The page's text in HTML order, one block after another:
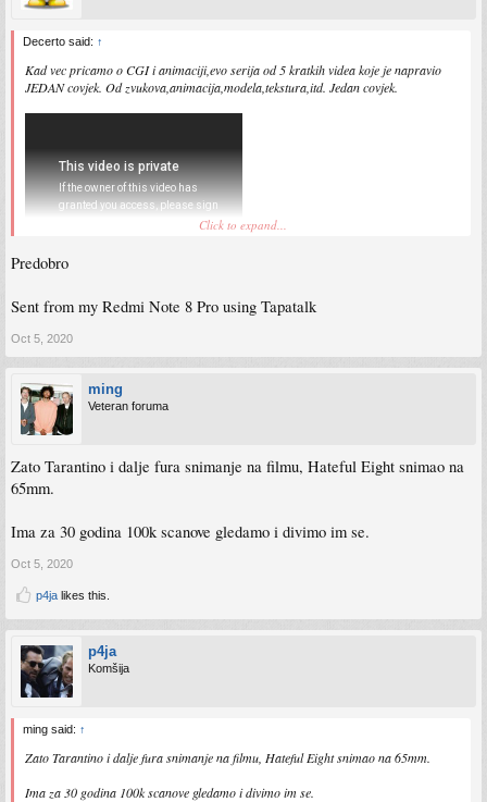
Decerto said: ↑
Kad vec pricamo o CGI i animaciji,evo serija od 5 kratkih videa koje je napravio
JEDAN covjek. Od zvukova,animacija,modela,tekstura,itd. Jedan covjek.
Click to expand...
Predobro
Sent from my Redmi Note 8 Pro using Tapatalk
Oct 5, 2020
ming
Veteran foruma
Zato Tarantino i dalje fura snimanje na filmu, Hateful Eight snimao na
65mm.
Ima za 30 godina 100k scanove gledamo i divimo im se.
Oct 5, 2020
p4ja likes this.
p4ja
Komšija
ming said: ↑
Zato Tarantino i dalje fura snimanje na filmu, Hateful Eight snimao na 65mm.
Ima za 30 godina 100k scanove gledamo i divimo im se.